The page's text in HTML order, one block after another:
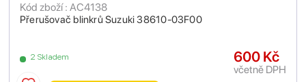
Přerušovač blinkrů Suzuki 38610-03F00
Kód zboží : AC4138
2 Skladem 600 Kč
včetně DPH